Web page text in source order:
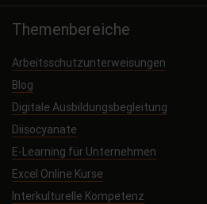
Themenbereiche
Arbeitsschutzunterweisungen
Blog
Digitale Ausbildungsbegleitung
Diisocyanate
E-Learning für Unternehmen
Excel Online Kurse
Interkulturelle Kompetenz